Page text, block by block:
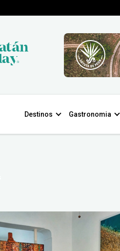
Destinos Gastronomia